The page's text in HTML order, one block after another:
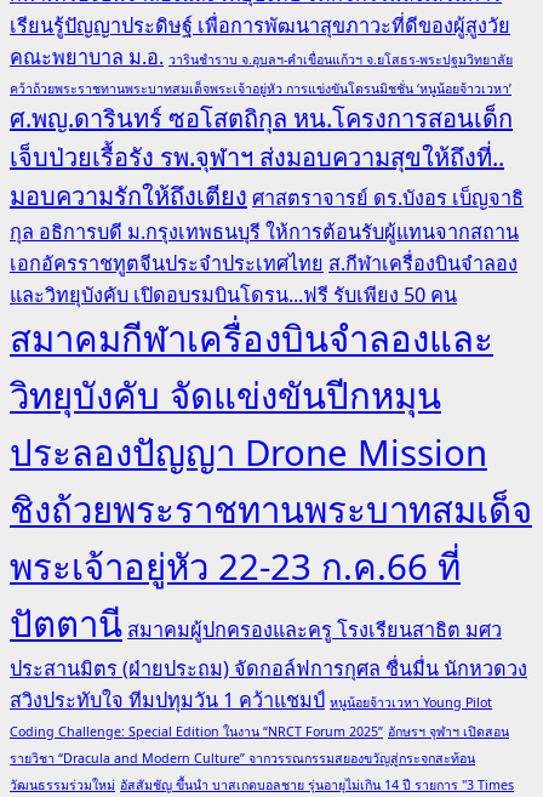
เรียนรู้ปัญญาประดิษฐ์ เพื่อการพัฒนาสุขภาวะที่ดีของผู้สูงวัย
คณะพยาบาล ม.อ. วารินชำราบ จ.อุบลฯ-คำเขื่อนแก้วฯ จ.ยโสธร-พระปฐมวิทยาลัย
คว้าถ้วยพระราชทานพระบาทสมเด็จพระเจ้าอยู่หัว การแข่งขันโดรนมิชชั่น ‘หนูน้อยจ้าวเวหา’
ศ.พญ.ดารินทร์ ซอโสตถิกุล หน.โครงการสอนเด็ก
เจ็บป่วยเรื้อรัง รพ.จุฬาฯ ส่งมอบความสุขให้ถึงที่..
มอบความรักให้ถึงเตียง ศาสตราจารย์ ดร.บังอร เบ็ญจาธิ
กุล อธิการบดี ม.กรุงเทพธนบุรี ให้การต้อนรับผู้แทนจากสถาน
เอกอัครราชทูตจีนประจำประเทศไทย ส.กีฬาเครื่องบินจำลอง
และวิทยุบังคับ เปิดอบรมบินโดรน...ฟรี รับเพียง 50 คน
สมาคมกีฬาเครื่องบินจำลองและ
วิทยุบังคับ จัดแข่งขันปีกหมุน
ประลองปัญญา Drone Mission
ชิงถ้วยพระราชทานพระบาทสมเด็จ
พระเจ้าอยู่หัว 22-23 ก.ค.66 ที่
ปัตตานี สมาคมผู้ปกครองและครู โรงเรียนสาธิต มศว
ประสานมิตร (ฝ่ายประถม) จัดกอล์ฟการกุศล ชื่นมื่น นักหวดวง
สวิงประทับใจ ทีมปทุมวัน 1 คว้าแชมป์ หนูน้อยจ้าวเวหา Young Pilot
Coding Challenge: Special Edition ในงาน “NRCT Forum 2025” อักษรฯ จุฬาฯ เปิดสอน
รายวิชา “Dracula and Modern Culture” จากวรรณกรรมสยองขวัญสู่กระจกสะท้อน
วัฒนธรรมร่วมใหม่ อัสสัมชัญ ขึ้นนำ บาสเกตบอลชาย รุ่นอายุไม่เกิน 14 ปี รายการ "3 Times